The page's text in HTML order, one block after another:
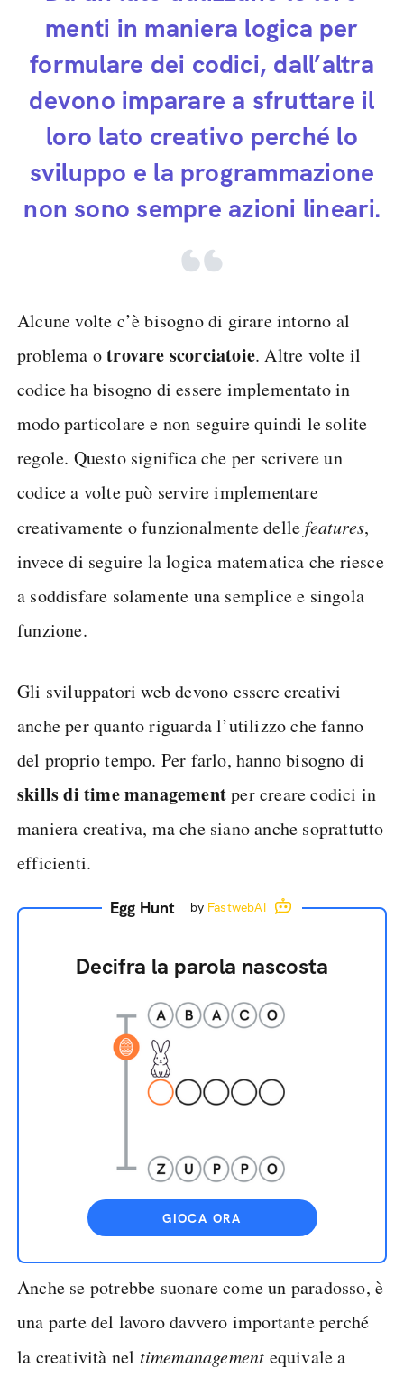
menti in maniera logica per
formulare dei codici, dall’altra
devono imparare a sfruttare il
loro lato creativo perché lo
sviluppo e la programmazione
non sono sempre azioni lineari.
Alcune volte c’è bisogno di girare intorno al
problema otrovare scorciatoie. Altre volte il
codice ha bisogno di essere implementato in
modo particolare e non seguire quindi le solite
regole. Questo significa che per scrivere un
codice a volte può servire implementare
creativamente o funzionalmente dellefeatures,
invece di seguire la logica matematica che riesce
a soddisfare solamente una semplice e singola
funzione.
Gli sviluppatori web devono essere creativi
anche per quanto riguarda l’utilizzo che fanno
del proprio tempo. Per farlo, hanno bisogno di
skills di time managementper creare codici in
maniera creativa, ma che siano anche soprattutto
efficienti.
Egg Hunt by FastwebAI
Decifra la parola nascosta
GIOCA ORA
Anche se potrebbe suonare come un paradosso, è
una parte del lavoro davvero importante perché
la creatività nel timemanagement equivale a